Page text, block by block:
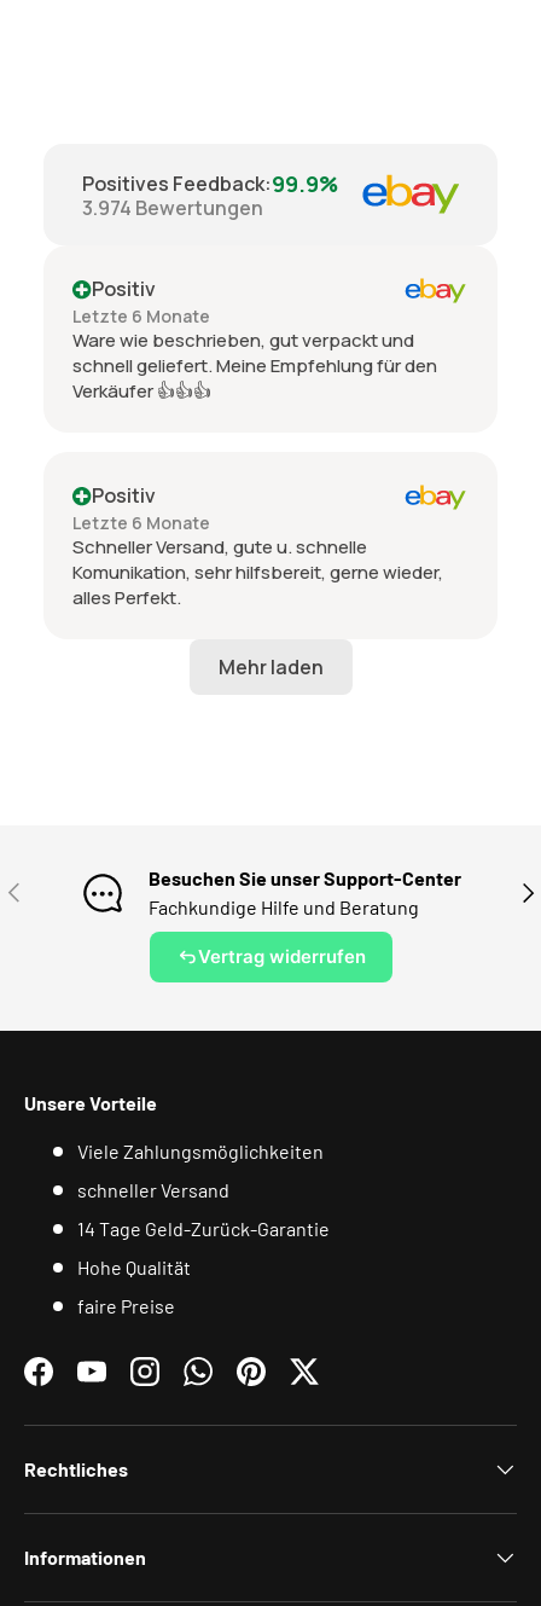
Positives Feedback:99.9%
3.974 Bewertungen
Positiv
Letzte 6 Monate
Ware wie beschrieben, gut verpackt und
schnell geliefert. Meine Empfehlung für den
Verkäufer 👍👍👍
Positiv
Letzte 6 Monate
Schneller Versand, gute u. schnelle
Komunikation, sehr hilfsbereit, gerne wieder,
alles Perfekt.
VORHERIGE
Besuchen Sie unser Support-Center
Fachkundige Hilfe und Beratung
Vertrag widerrufen
Unsere Vorteile
Viele Zahlungsmöglichkeiten
schneller Versand
14 Tage Geld-Zurück-Garantie
Hohe Qualität
faire Preise
FacebookYouTubeInstagramWhatsAppPinterestTwitter
Rechtliches
Informationen